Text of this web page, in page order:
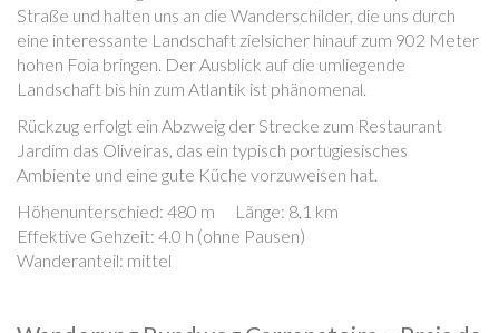
Straße und halten uns an die Wanderschilder, die uns durch
eine interessante Landschaft zielsicher hinauf zum 902 Meter
hohen Foia bringen. Der Ausblick auf die umliegende
Landschaft bis hin zum Atlantik ist phänomenal.
Rückzug erfolgt ein Abzweig der Strecke zum Restaurant
Jardim das Oliveiras, das ein typisch portugiesisches
Ambiente und eine gute Küche vorzuweisen hat.
Höhenunterschied: 480 m Lãnge: 8,1 km
Effektive Gehzeit: 4.0 h (ohne Pausen)
Wanderanteil: mittel